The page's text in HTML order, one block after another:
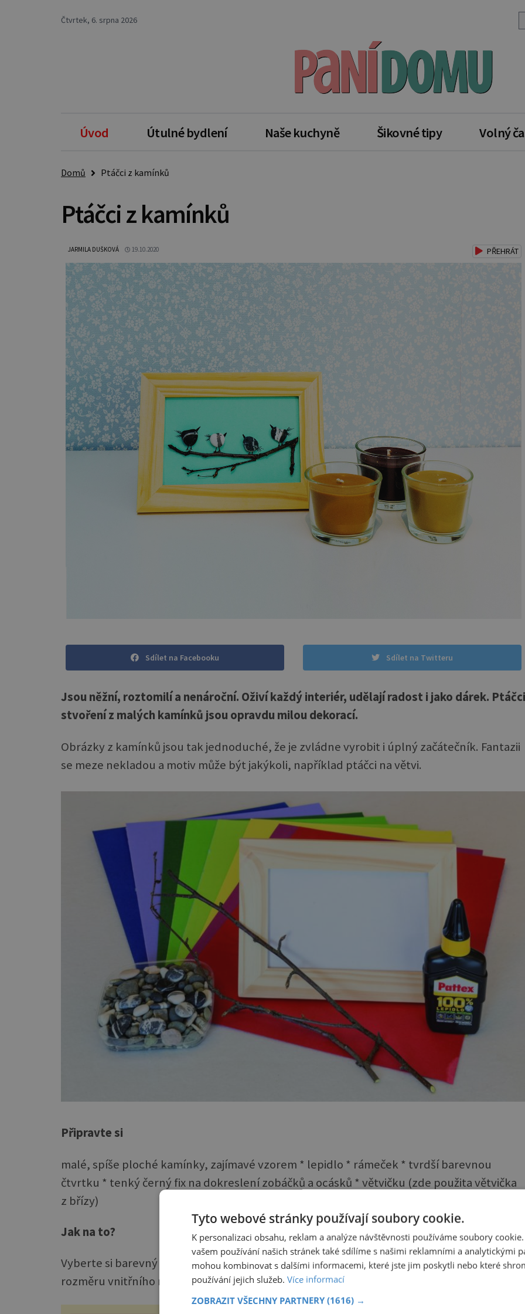
Čtvrtek, 6. srpna 2026
Úvod Útulné bydlení Naše kuchyně Šikovné tipy Volný
Domů Ptáčci z kamínků
Ptáčci z kamínků
JARMILA DUŠKOVÁ 19.10.2020 PŘEHRÁT
Sdílet na Facebooku Sdílet na Twitteru
Jsou něžní, roztomilí a nenároční. Oživí každý interiér, udělají radost i jako dárek. Ptáčci
stvoření z malých kamínků jsou opravdu milou dekorací.
Obrázky z kamínků jsou tak jednoduché, že je zvládne vyrobit i úplný začátečník. Fantazii
se meze nekladou a motiv může být jakýkoli, například ptáčci na větvi.
Připravte si
malé, spíše ploché kamínky, zajímavé vzorem * lepidlo * rámeček * tvrdší barevnou
čtvrtku * tenký černý fix na dokreslení zobáčků a ocásků * větvičku (zde použita větvička
z břízy)
Jak na to?
Vyberte si barevný papír, který bude sloužit jako podklad obrázku. Vystřihněte jej podle
rozměru vnitřního rámečku.
Tyto webové stránky používají soubory cookie.
K personalizaci obsahu, reklam a analýze návštěvnosti používáme soubory
vašem používání našich stránek také sdílíme s našimi reklamními a analytickými
mohou kombinovat s dalšími informacemi, které jste jim poskytli nebo které
používání jejich služeb. Více informací
ZOBRAZIT VŠECHNY PARTNERY (1616) →